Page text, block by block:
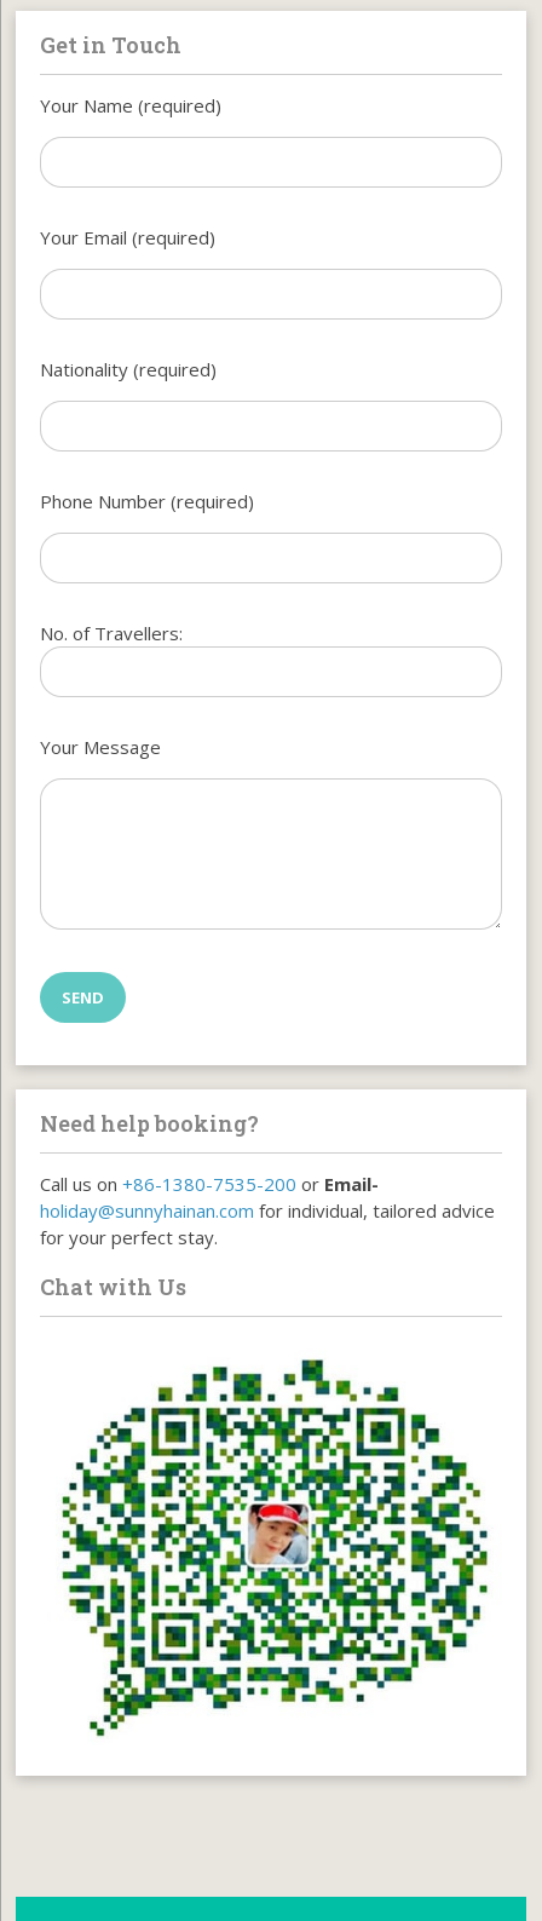
Get in Touch
Your Name (required)
Your Email (required)
Nationality (required)
Phone Number (required)
No. of Travellers:
Your Message
Need help booking?
Call us on+86-1380-7535-200 or Email-
holiday@sunnyhainan.com for individual, tailored advice
for your perfect stay.
Chat with Us